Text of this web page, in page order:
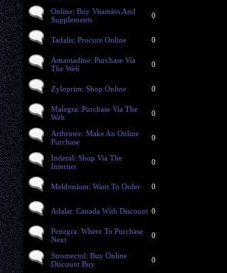
Online: Buy Vitamins And
Supplements
0
Tadalis: Procure Online 0
Amantadine: Purchase Via
The Web
0
Zyloprim: Shop Online 0
Malegra: Purchase Via The
Web
0
Arthrotec: Make An Online
Purchase
0
Inderal: Shop Via The
Internet
0
Meldonium: Want To Order 0
Adalat: Canada With Discount 0
Penegra: Where To Purchase
Next
0
Stromectol: Buy Online
Discount Buy
0